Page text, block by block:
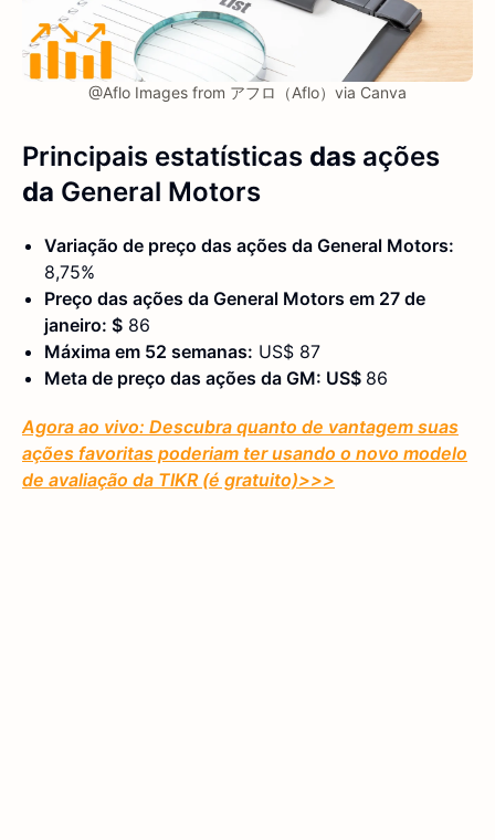
@Aflo Images from アフロ（Aflo）via Canva
Principais estatísticas das ações
da General Motors
Variação de preço das ações da General Motors:
8,75%
Preço das ações da General Motors em 27 de
janeiro: $ 86
Máxima em 52 semanas: US$ 87
Meta de preço das ações da GM: US$ 86
Agora ao vivo: Descubra quanto de vantagem suas
ações favoritas poderiam ter usando o novo modelo
de avaliação da TIKR (é gratuito)>>>